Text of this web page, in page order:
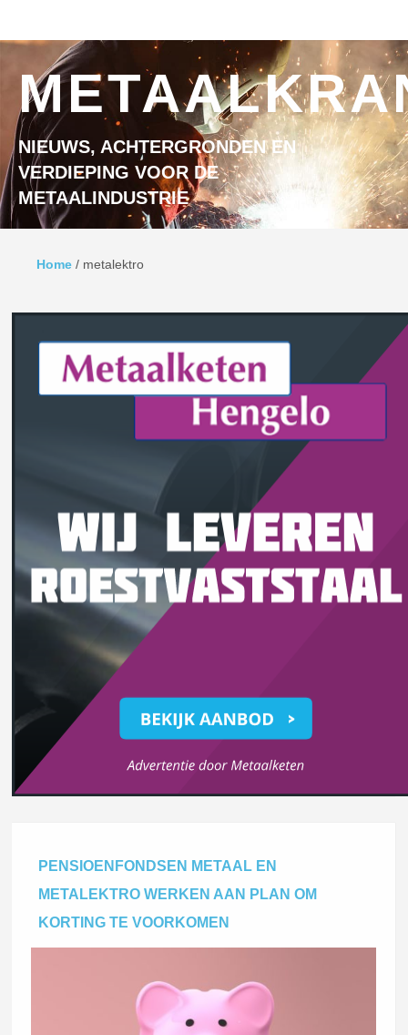
NIEUWS, ACHTERGRONDEN EN
VERDIEPING VOOR DE
METAALINDUSTRIE
Home / metalektro
PENSIOENFONDSEN METAAL EN
METALEKTRO WERKEN AAN PLAN OM
KORTING TE VOORKOMEN